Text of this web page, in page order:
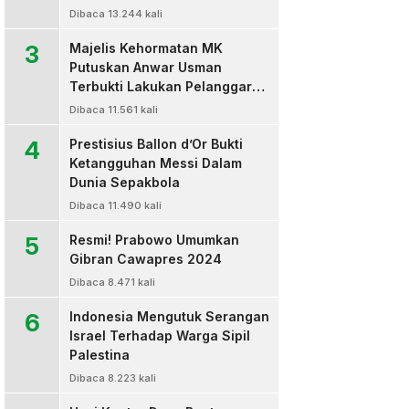
Dibaca 13.244 kali
3
Majelis Kehormatan MK
Putuskan Anwar Usman
Terbukti Lakukan Pelanggaran
Berat Kode Etik dan
Dibaca 11.561 kali
4
Prestisius Ballon d’Or Bukti
Ketangguhan Messi Dalam
Dunia Sepakbola
Dibaca 11.490 kali
5
Resmi! Prabowo Umumkan
Gibran Cawapres 2024
Dibaca 8.471 kali
6
Indonesia Mengutuk Serangan
Israel Terhadap Warga Sipil
Palestina
Dibaca 8.223 kali